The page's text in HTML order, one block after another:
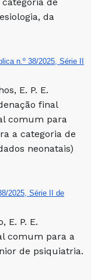
da
n.º 38/2025, Série II
E. P. E.
final
comum para
a categoria de
neonatais)
2025, Série II de
E. P. E.
comum para a
de psiquiatria.